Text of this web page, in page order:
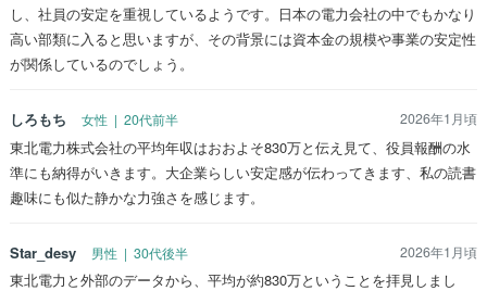
し、社員の安定を重視しているようです。日本の電力会社の中でもかなり
高い部類に入ると思いますが、その背景には資本金の規模や事業の安定性
が関係しているのでしょう。
しろもち 女性 | 20代前半 2026年1月頃
東北電力株式会社の平均年収はおおよそ830万と伝え見て、役員報酬の水
準にも納得がいきます。大企業らしい安定感が伝わってきます、私の読書
趣味にも似た静かな力強さを感じます。
Star_desy 男性 | 30代後半 2026年1月頃
東北電力と外部のデータから、平均が約830万ということを拝見しまし